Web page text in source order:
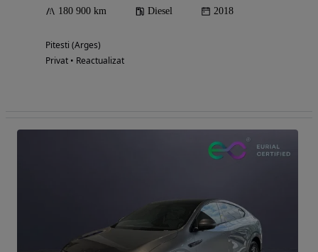
180 900 km Diesel 2018
Pitesti (Arges)
Privat • Reactualizat